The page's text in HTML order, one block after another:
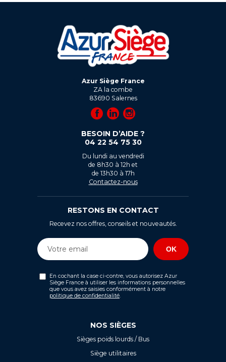
Azur Siège France
ZA la combe
83690 Salernes
BESOIN D’AIDE ?
04 22 54 75 30
Du lundi au vendredi
de 8h30 à 12h et
de 13h30 à 17h
Contactez-nous
RESTONS EN CONTACT
Recevez nos offres, conseils et nouveautés.
En cochant la case ci-contre, vous autorisez Azur
Siège France à utiliser les informations personnelles
que vous avez saisies conformément à notre
politique de confidentialité
NOS SIÈGES
Sièges poids lourds / Bus
Siège utilitaires